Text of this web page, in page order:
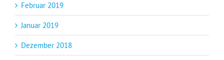
Februar 2019
Januar 2019
Dezember 2018